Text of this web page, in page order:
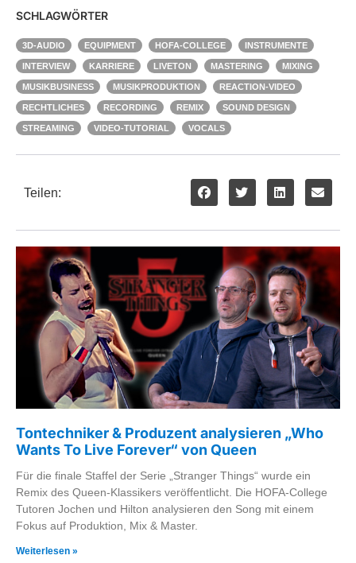
SCHLAGWÖRTER
3D-AUDIO EQUIPMENT HOFA-COLLEGE INSTRUMENTE
INTERVIEW KARRIERE LIVETON MASTERING MIXING
MUSIKBUSINESS MUSIKPRODUKTION REACTION-VIDEO
RECHTLICHES RECORDING REMIX SOUND DESIGN
STREAMING VIDEO-TUTORIAL VOCALS
Teilen:
Tontechniker & Produzent analysieren „Who
Wants To Live Forever“ von Queen
Für die finale Staffel der Serie „Stranger Things“ wurde ein
Remix des Queen-Klassikers veröffentlicht. Die HOFA-College
Tutoren Jochen und Hilton analysieren den Song mit einem
Fokus auf Produktion, Mix & Master.
Weiterlesen »